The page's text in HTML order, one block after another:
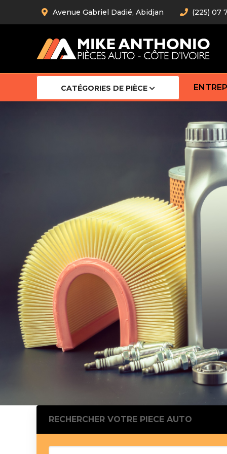
Avenue Gabriel Dadié, Abidjan (225) 07
CATÉGORIES DE PIÈCE
Barre
Barre
Robot
Bras
Cardan
Pistons
Feu
Bague
Bague
Calle
Chaine
RECHERCHER VOTRE PIECE AUTO